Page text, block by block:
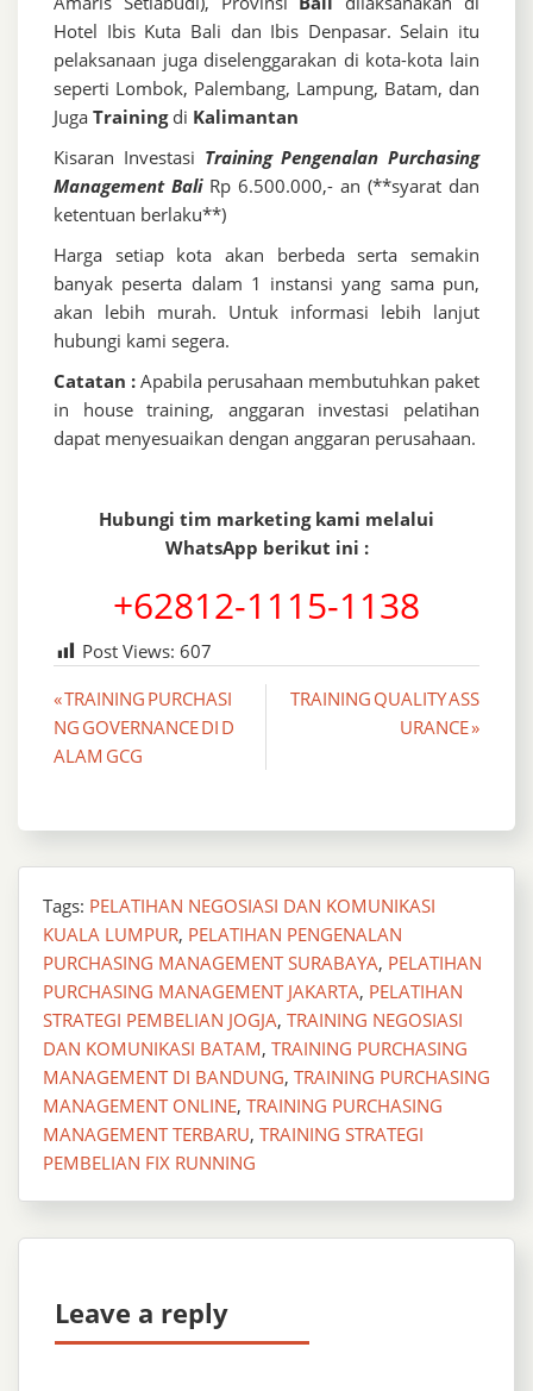
Hotel Ibis Kuta Bali dan Ibis Denpasar. Selain itu
pelaksanaan juga diselenggarakan di kota-kota lain
seperti Lombok, Palembang, Lampung, Batam, dan
Juga Trainingdi Kalimantan
Kisaran Investasi Training Pengenalan Purchasing
Management Bali Rp 6.500.000,- an (**syarat dan
ketentuan berlaku**)
Harga setiap kota akan berbeda serta semakin
banyak peserta dalam 1 instansi yang sama pun,
akan lebih murah. Untuk informasi lebih lanjut
hubungi kami segera.
Catatan : Apabila perusahaan membutuhkan paket
in house training, anggaran investasi pelatihan
dapat menyesuaikan dengan anggaran perusahaan.
Hubungi tim marketing kami melalui
WhatsApp berikut ini :
+62812-1115-1138
Post Views: 607
Post
navigation
« TRAINING PURCHASI
NG GOVERNANCE DI D
ALAM GCG
TRAINING QUALITY ASS
URANCE »
Tags: PELATIHAN NEGOSIASI DAN KOMUNIKASI
KUALA LUMPUR, PELATIHAN PENGENALAN
PURCHASING MANAGEMENT SURABAYA, PELATIHAN
PURCHASING MANAGEMENT JAKARTA, PELATIHAN
STRATEGI PEMBELIAN JOGJA, TRAINING NEGOSIASI
DAN KOMUNIKASI BATAM, TRAINING PURCHASING
MANAGEMENT DI BANDUNG, TRAINING PURCHASING
MANAGEMENT ONLINE, TRAINING PURCHASING
MANAGEMENT TERBARU, TRAINING STRATEGI
PEMBELIAN FIX RUNNING
Leave a reply